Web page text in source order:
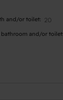
and/or toilet 20
and/or toilet